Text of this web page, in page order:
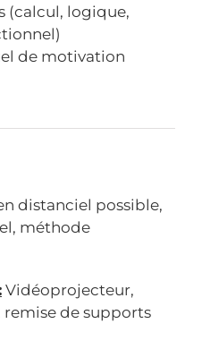
(calcul, logique,
de motivation
distanciel possible,
méthode
Vidéoprojecteur,
de supports